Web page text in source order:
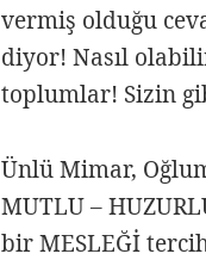
vermiş olduğu
diyor! Nasıl
toplumlar! Sizin
Ünlü Mimar,
MUTLU –
bir MESLEĞİ